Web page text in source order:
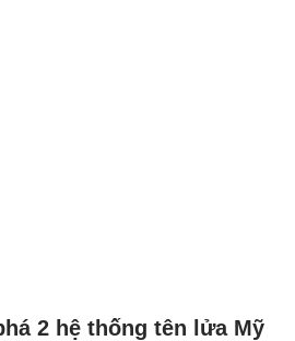
2 hệ thống tên lửa Mỹ